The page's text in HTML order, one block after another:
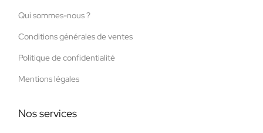
Qui sommes-nous ?
Conditions générales de ventes
Politique de confidentialité
Mentions légales
Nos services